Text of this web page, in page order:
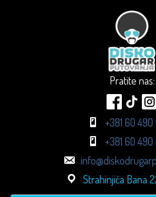
Pratite nas:
+381 60
+381 60
Strahinjića Bana